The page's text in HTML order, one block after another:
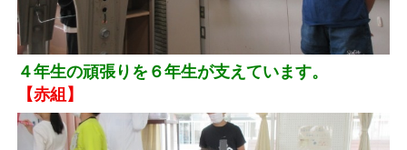
４年生の頑張りを６年生が支えています。
【赤組】